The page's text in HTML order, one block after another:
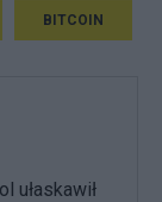
BITCOIN
ułaskawił